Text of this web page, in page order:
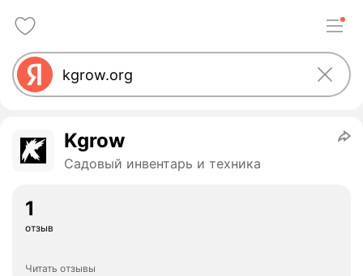
Kgrow
Садовый инвентарь и техника
1
отзыв
Читать отзывы